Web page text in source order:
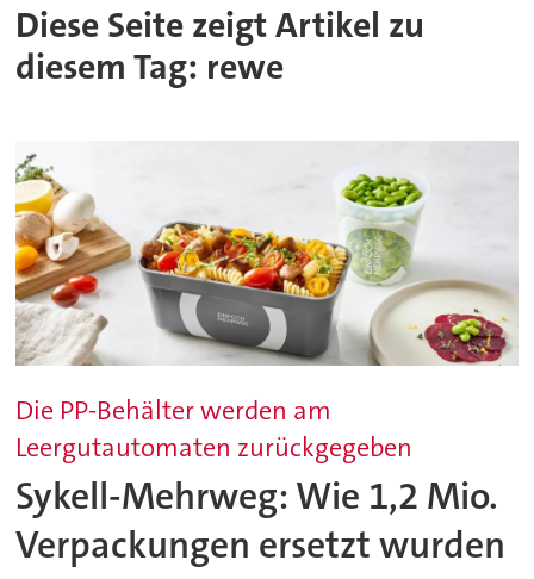
Diese Seite zeigt Artikel zu
diesem Tag: rewe
Die PP-Behälter werden am
Leergutautomaten zurückgegeben
Sykell-Mehrweg: Wie 1,2 Mio.
Verpackungen ersetzt wurden